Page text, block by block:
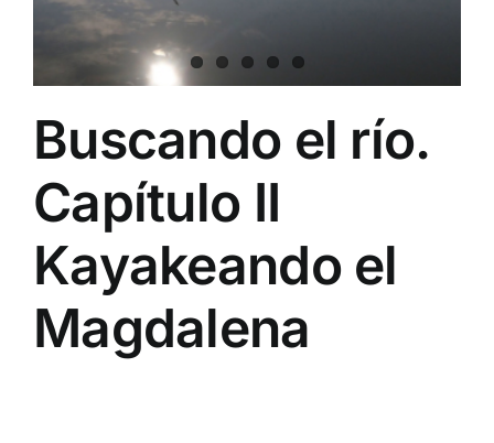
Buscando el río.
Capítulo II
Kayakeando el
Magdalena